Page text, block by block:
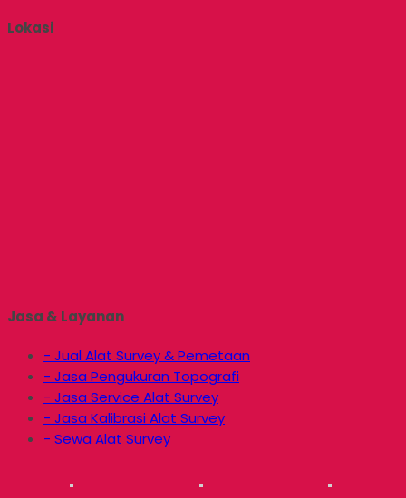
Lokasi
Jasa & Layanan
- Jual Alat Survey & Pemetaan
- Jasa Pengukuran Topografi
- Jasa Service Alat Survey
- Jasa Kalibrasi Alat Survey
- Sewa Alat Survey